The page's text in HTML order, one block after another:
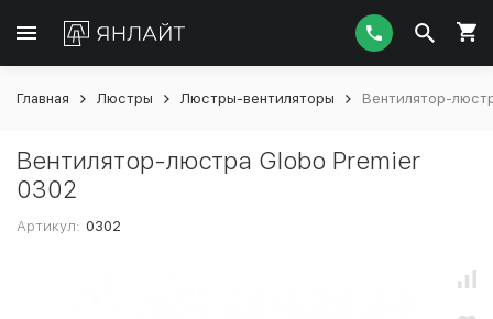
Главная Люстры Люстры-вентиляторы Вентилятор-
Вентилятор-люстра Globo Premier
0302
Артикул: 0302